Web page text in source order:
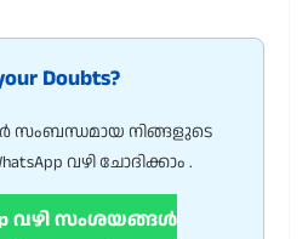
Doubts?
സംബന്ധമായ നിങ്ങളുടെ
വഴി ചോദിക്കാം .
വഴി സംശയങ്ങൾ